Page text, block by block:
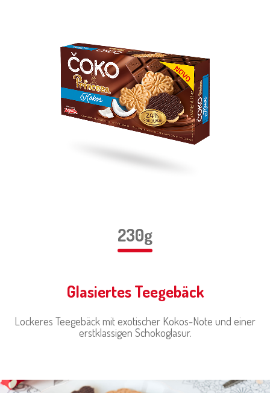
230g
Glasiertes Teegebäck
Lockeres Teegebäck mit exotischer Kokos-Note und einer
erstklassigen Schokoglasur.